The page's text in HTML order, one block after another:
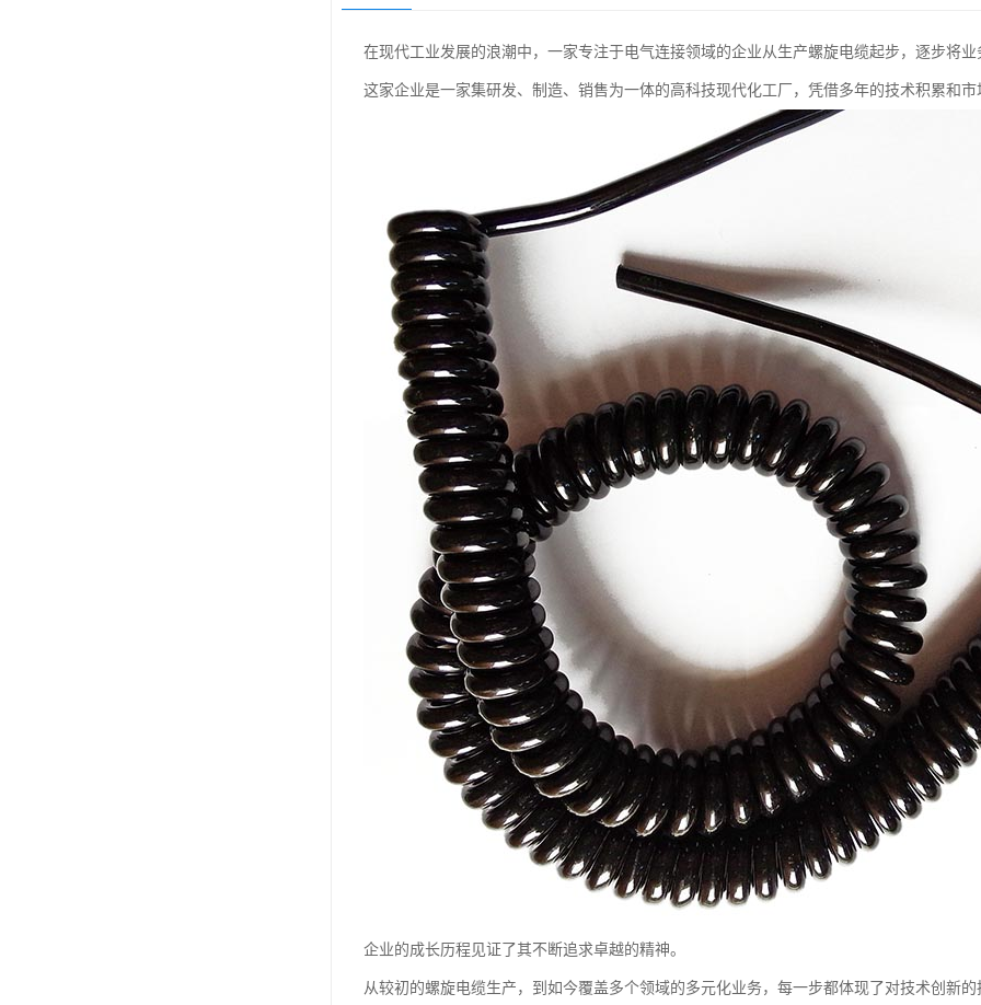
在现代工业发展的浪潮中，一家专注于电气连接领域的企业从生产螺旋电缆起步，逐步将
这家企业是一家集研发、制造、销售为一体的高科技现代化工厂，凭借多年的技术积累和
企业的成长历程见证了其不断追求卓越的精神。
从较初的螺旋电缆生产，到如今覆盖多个领域的多元化业务，每一步都体现了对技术创新的